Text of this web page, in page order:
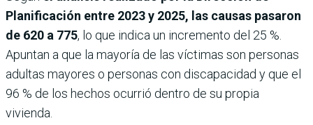
Planificación entre 2023 y 2025, las causas pasaron
de 620 a 775, lo que indica un incremento del 25 %.
Apuntan a que la mayoría de las víctimas son personas
adultas mayores o personas con discapacidad y que el
96 % de los hechos ocurrió dentro de su propia
vivienda.